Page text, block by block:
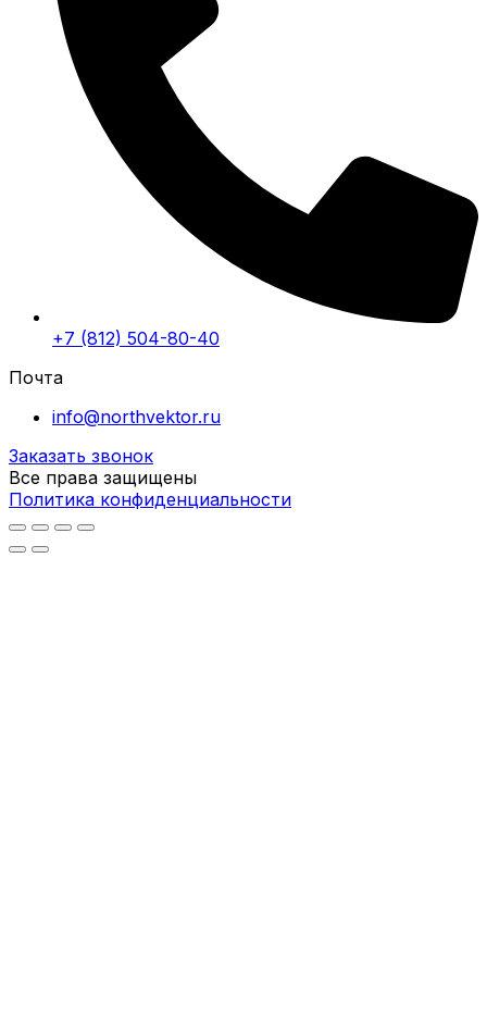
+7 (812) 504-80-40
Почта
info@northvektor.ru
Заказать звонок
Все права защищены
Политика конфиденциальности